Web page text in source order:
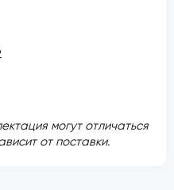
могут отличаться
от поставки.